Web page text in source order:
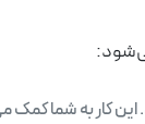
کار به شما کمک